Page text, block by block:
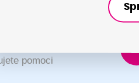
pomoci